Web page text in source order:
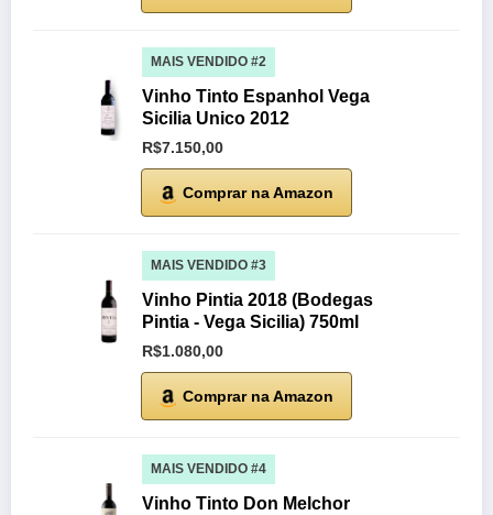
MAIS VENDIDO #2
Vinho Tinto Espanhol Vega
Sicilia Unico 2012
R$7.150,00
Comprar na Amazon
MAIS VENDIDO #3
Vinho Pintia 2018 (Bodegas
Pintia - Vega Sicilia) 750ml
R$1.080,00
Comprar na Amazon
MAIS VENDIDO #4
Vinho Tinto Don Melchor